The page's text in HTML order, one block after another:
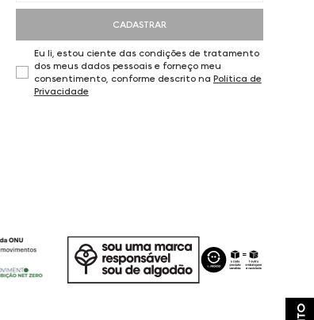
CADASTRAR
Eu li, estou ciente das condições de tratamento
dos meus dados pessoais e forneço meu
consentimento, conforme descrito na Política de
Privacidade